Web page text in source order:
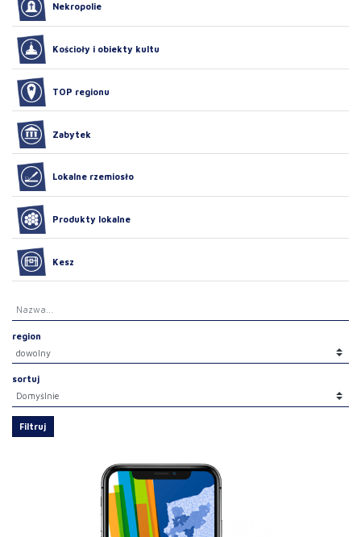
Nekropolie
Kościoły i obiekty kultu
TOP regionu
Zabytek
Lokalne rzemiosło
Produkty lokalne
Kesz
region
sortuj
Filtruj